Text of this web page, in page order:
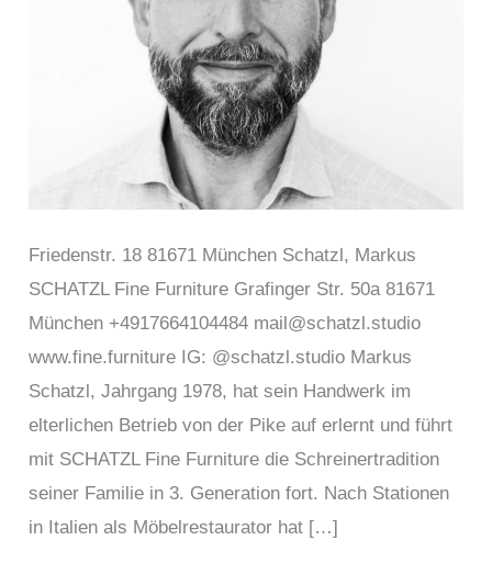
Friedenstr. 18 81671 München Schatzl, Markus
SCHATZL Fine Furniture Grafinger Str. 50a 81671
München +4917664104484 mail@schatzl.studio
www.fine.furniture IG: @schatzl.studio Markus
Schatzl, Jahrgang 1978, hat sein Handwerk im
elterlichen Betrieb von der Pike auf erlernt und führt
mit SCHATZL Fine Furniture die Schreinertradition
seiner Familie in 3. Generation fort. Nach Stationen
in Italien als Möbelrestaurator hat […]